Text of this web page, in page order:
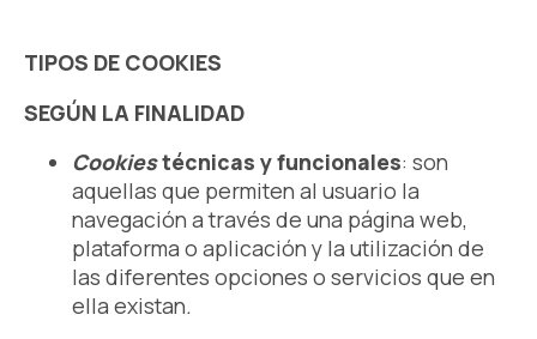
TIPOS DE COOKIES
SEGÚN LA FINALIDAD
Cookiestécnicas y funcionales: son
aquellas que permiten al usuario la
navegación a través de una página web,
plataforma o aplicación y la utilización de
las diferentes opciones o servicios que en
ella existan.